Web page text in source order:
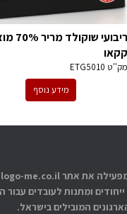
ריבועי
קקאו
מק''ט ETG5010
מידע נוסף
ומתנות לעובדים עבור
המובילים בישראל.